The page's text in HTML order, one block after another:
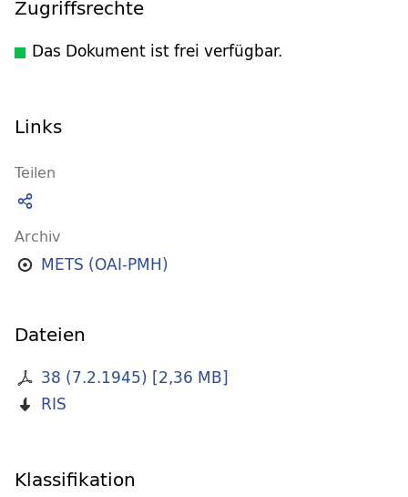
Zugriffsrechte
Das Dokument ist frei verfügbar.
Links
Teilen
Archiv
METS (OAI-PMH)
Dateien
38 (7.2.1945) [2,36 MB]
RIS
Klassifikation